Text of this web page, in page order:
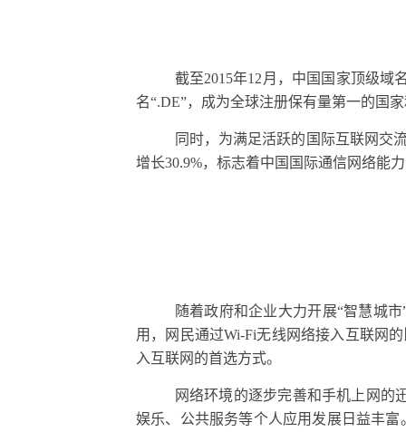
截至2015年12 月，中国国家顶级域
名“.DE”，成为全球注册保有量第一的国
同时，为满足活跃的国际互联网交
增长30.9%，标志着中国国际通信网络能
随着政府和企业大力开展“智慧城
用，网民通过Wi-Fi无线网络接入互联网
入互联网的首选方式。
网络环境的逐步完善和手机上网的
娱乐、公共服务等个人应用发展日益丰